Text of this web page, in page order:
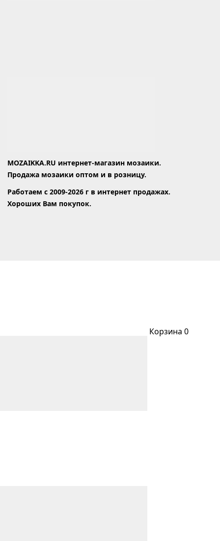
MOZAIKKA.RU интернет-магазин мозаики.
Продажа мозаики оптом и в розницу.
Работаем с 2009-2026 г в интернет продажах.
Хороших Вам покупок.
Корзина 0